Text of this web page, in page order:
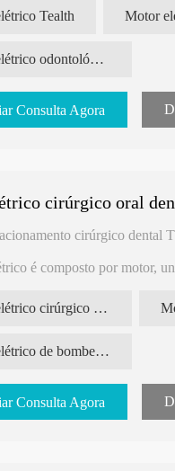
do motor: Φ22*L71mm
DC24V
pc: 1pcs
adaptador de energia: 1PCS
Tealth Motor
Motor elétrico odontológico
Consulta Agora
cirúrgico oral
cirúrgico dental
é composto por motor,
ao uso em cirurgia oral
pedido: DIL-21C
1
Motor elétrico cirúrgico odontológico
Motor elétrico de bombeamento automático de água
Consulta Agora